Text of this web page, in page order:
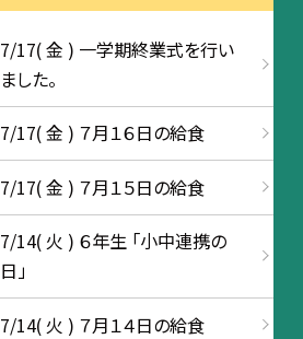
7/17( 金 ) 一学期終業式を行い
ました。
7/17( 金 ) ７月１６日の給食
7/17( 金 ) ７月１５日の給食
7/14( 火 ) ６年生 「小中連携の
日」
7/14( 火 ) ７月１４日の給食